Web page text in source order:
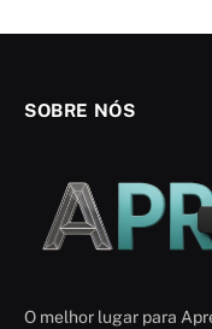
SOBRE NÓS
O melhor lugar para